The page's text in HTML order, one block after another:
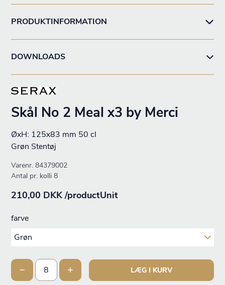
PRODUKTINFORMATION
DOWNLOADS
Skål No 2 Meal x3 by Merci
ØxH: 125x83 mm 50 cl
Grøn Stentøj
Varenr. 84379002
Antal pr. kolli 8
210,00 DKK /productUnit
farve
LÆG I KURV